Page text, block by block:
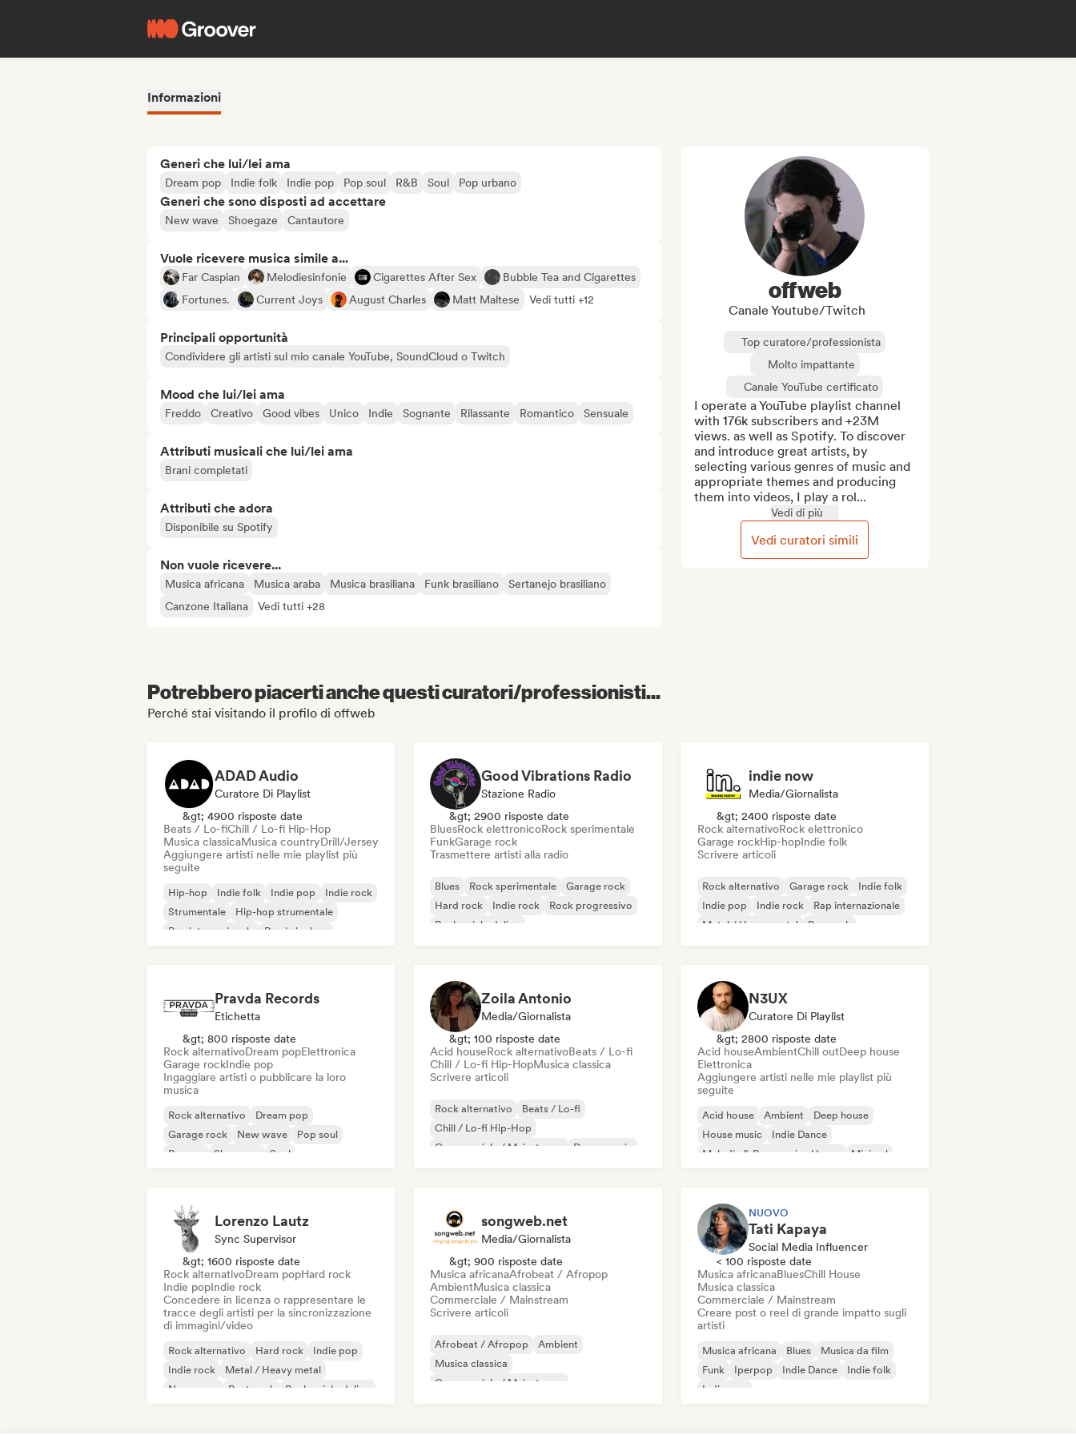
Informazioni
Generi che lui/lei ama
Dream pop Indie folk Indie pop Pop soul R&B Soul Pop urbano
Generi che sono disposti ad accettare
New wave Shoegaze Cantautore
Vuole ricevere musica simile a...
Far Caspian Melodiesinfonie Cigarettes After Sex
Bubble Tea and Cigarettes
Fortunes.
Current Joys August Charles Matt Maltese Vedi tutti +12
Principali opportunità
Condividere gli artisti sul mio canale YouTube, SoundCloud o Twitch
Mood che lui/lei ama
Freddo Creativo Good vibes Unico Indie Sognante Rilassante Romantico Sensuale
Attributi musicali che lui/lei ama
Brani completati
Attributi che adora
Disponibile su Spotify
Non vuole ricevere...
Musica africana Musica araba Musica brasiliana Funk brasiliano
Sertanejo brasiliano
Canzone Italiana
Vedi tutti +28
offweb
Canale Youtube/Twitch
Top curatore/professionista
Molto impattante
Canale YouTube certificato
I operate a YouTube playlist channel
with 176k subscribers and +23M
views. as well as Spotify. To discover
and introduce great artists, by
selecting various genres of music and
appropriate themes and producing
them into videos, I play a rol...
Vedi di più
Vedi curatori simili
Potrebbero piacerti anche questi curatori/professionisti...
Perché stai visitando il profilo di offweb
ADAD Audio
Curatore Di Playlist
&gt; 4900 risposte date
Beats / Lo-fiChill / Lo-fi Hip-Hop
Musica classicaMusica countryDrill/Jersey
Aggiungere artisti nelle mie playlist più
seguite
Hip-hop Indie folk Indie pop
Indie rock
Strumentale
Hip-hop strumentale
Rap internazionale
Rap in inglese
Good Vibrations Radio
Stazione Radio
&gt; 2900 risposte date
BluesRock elettronicoRock sperimentale
FunkGarage rock
Trasmettere artisti alla radio
Blues Rock sperimentale
Garage rock
Hard rock
Indie rock
Rock progressivo
Rock psichedelico
indie now
Media/Giornalista
&gt; 2400 risposte date
Rock alternativoRock elettronico
Garage rockHip-hopIndie folk
Scrivere articoli
Rock alternativo Garage rock
Indie folk
Indie pop
Indie rock
Rap internazionale
Metal / Heavy metal
Pop rock
Pravda Records
Etichetta
&gt; 800 risposte date
Rock alternativoDream popElettronica
Garage rockIndie pop
Ingaggiare artisti o pubblicare la loro
musica
Rock alternativo
Dream pop
Garage rock
New wave
Pop soul
Reggae
Shoegaze Soul
Zoila Antonio
Media/Giornalista
&gt; 100 risposte date
Acid houseRock alternativoBeats / Lo-fi
Chill / Lo-fi Hip-HopMusica classica
Scrivere articoli
Rock alternativo
Beats / Lo-fi
Chill / Lo-fi Hip-Hop
Commerciale / Mainstream
Dance music
N3UX
Curatore Di Playlist
&gt; 2800 risposte date
Acid houseAmbientChill outDeep house
Elettronica
Aggiungere artisti nelle mie playlist più
seguite
Acid house Ambient
Deep house
House music
Indie Dance
Melodic & Progressive House
Minimal
Lorenzo Lautz
Sync Supervisor
&gt; 1600 risposte date
Rock alternativoDream popHard rock
Indie popIndie rock
Concedere in licenza o rappresentare le
tracce degli artisti per la sincronizzazione
di immagini/video
Rock alternativo Hard rock
Indie pop
Indie rock
Metal / Heavy metal
New wave
Post punk Rock psichedelico
songweb.net
Media/Giornalista
&gt; 900 risposte date
Musica africanaAfrobeat / Afropop
AmbientMusica classica
Commerciale / Mainstream
Scrivere articoli
Afrobeat / Afropop
Ambient
Musica classica
Commerciale / Mainstream
NUOVO
Tati Kapaya
Social Media Influencer
< 100 risposte date
Musica africanaBluesChill House
Musica classica
Commerciale / Mainstream
Creare post o reel di grande impatto sugli
artisti
Musica africana Blues
Musica da film
Funk
Iperpop Indie Dance
Indie folk
Indie pop